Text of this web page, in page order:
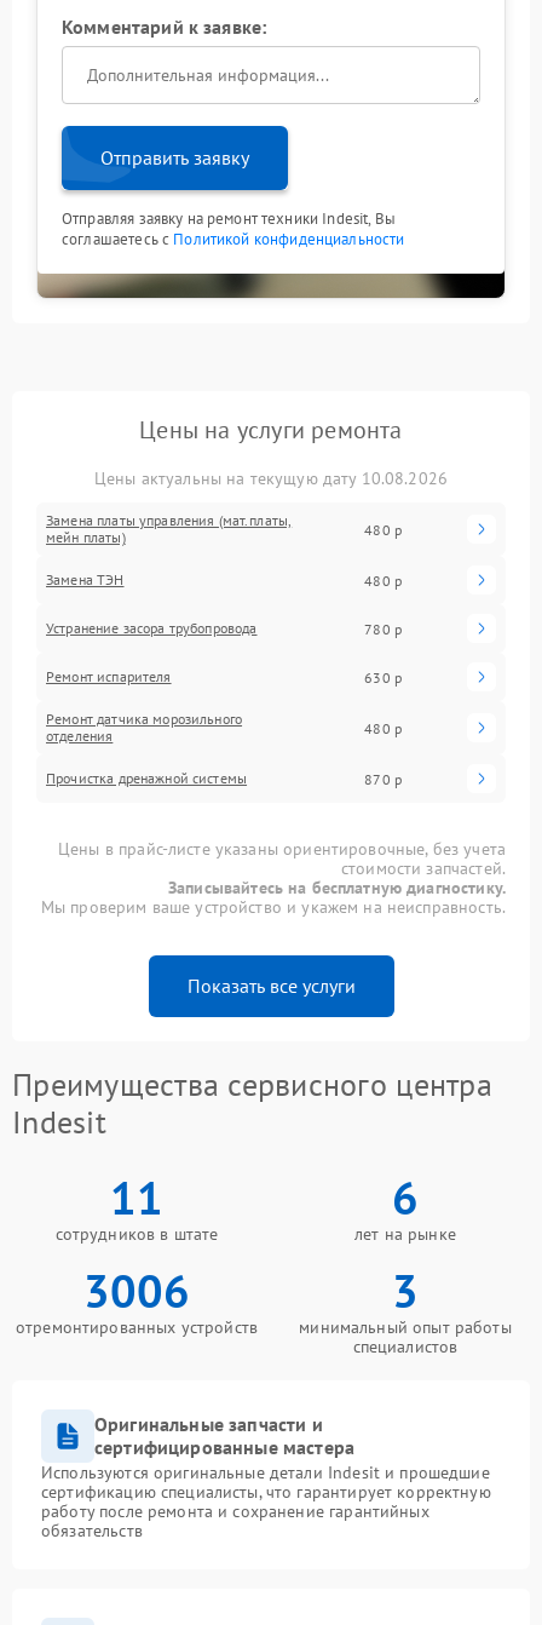
Комментарий к заявке:
Отправить заявку
Отправляя заявку на ремонт техники Indesit, Вы
соглашаетесь с Политикой конфиденциальности
Цены на услуги ремонта
Цены актуальны на текущую дату 10.08.2026
Замена платы управления (мат.платы,
мейн платы)
480 р
Замена ТЭН 480 р
Устранение засора трубопровода 780 р
Ремонт испарителя 630 р
Ремонт датчика морозильного
отделения
480 р
Прочистка дренажной системы 870 р
Цены в прайс-листе указаны ориентировочные, без учета
стоимости запчастей.
Записывайтесь на бесплатную диагностику.
Мы проверим ваше устройство и укажем на неисправность.
Показать все услуги
Преимущества сервисного центра
Indesit
11
сотрудников в штате
6
лет на рынке
3006
отремонтированных устройств
3
минимальный опыт работы
специалистов
Оригинальные запчасти и
сертифицированные мастера
Используются оригинальные детали Indesit и прошедшие
сертификацию специалисты, что гарантирует корректную
работу после ремонта и сохранение гарантийных
обязательств